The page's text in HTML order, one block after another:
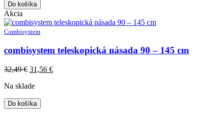
Do košíka
Akcia
Combisystem
combisystem teleskopická násada 90 – 145 cm
32,49€ Original
was:
31,56 €Current
Na sklade
Do košíka